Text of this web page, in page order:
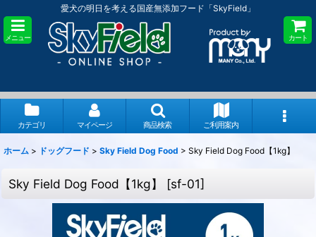
愛犬の明日を考える国産無添加フード「SkyField」
メニュー カート
カテゴリ マイページ 商品検索 ご利用案内
ホーム > ドッグフード > Sky Field Dog Food > Sky Field Dog Food【1kg】
Sky Field Dog Food【1kg】 [sf-01]